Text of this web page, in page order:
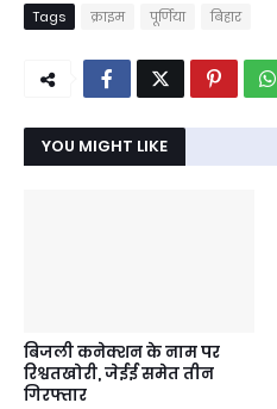
Tags क्राइम पूर्णिया बिहार
YOU MIGHT LIKE
बिजली कनेक्शन के नाम पर
रिश्वतखोरी, जेईई समेत तीन
गिरफ्तार